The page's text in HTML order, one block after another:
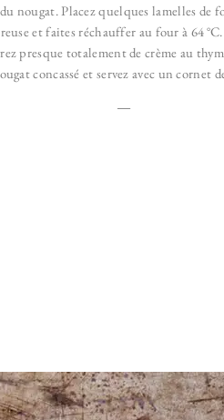
nougat. Placez quelques lamelles de
et faites réchauffer au four à 64
presque totalement de crème au
concassé et servez avec un cornet
—